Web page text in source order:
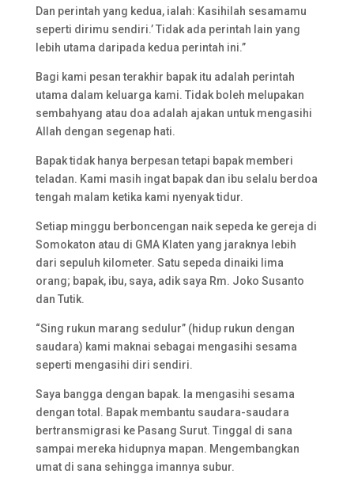
Dan perintah yang kedua, ialah: Kasihilah sesamamu
seperti dirimu sendiri.’ Tidak ada perintah lain yang
lebih utama daripada kedua perintah ini.”
Bagi kami pesan terakhir bapak itu adalah perintah
utama dalam keluarga kami. Tidak boleh melupakan
sembahyang atau doa adalah ajakan untuk mengasihi
Allah dengan segenap hati.
Bapak tidak hanya berpesan tetapi bapak memberi
teladan. Kami masih ingat bapak dan ibu selalu berdoa
tengah malam ketika kami nyenyak tidur.
Setiap minggu berboncengan naik sepeda ke gereja di
Somokaton atau di GMA Klaten yang jaraknya lebih
dari sepuluh kilometer. Satu sepeda dinaiki lima
orang; bapak, ibu, saya, adik saya Rm. Joko Susanto
dan Tutik.
“Sing rukun marang sedulur” (hidup rukun dengan
saudara) kami maknai sebagai mengasihi sesama
seperti mengasihi diri sendiri.
Saya bangga dengan bapak. Ia mengasihi sesama
dengan total. Bapak membantu saudara-saudara
bertransmigrasi ke Pasang Surut. Tinggal di sana
sampai mereka hidupnya mapan. Mengembangkan
umat di sana sehingga imannya subur.